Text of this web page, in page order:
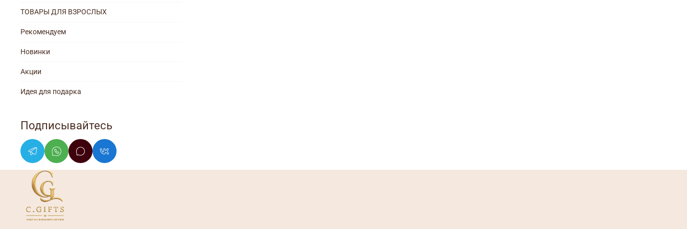
ТОВАРЫ ДЛЯ ВЗРОСЛЫХ
Рекомендуем
Новинки
Акции
Идея для подарка
Подписывайтесь